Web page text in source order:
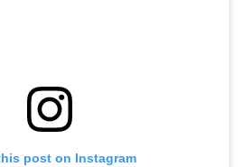
post on Instagram